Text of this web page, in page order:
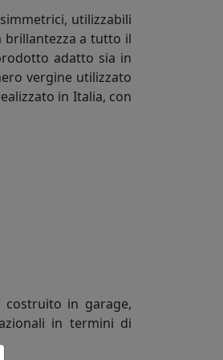
utilizzabili
brillantezza a tutto il
adatto sia in
vergine utilizzato
in Italia, con
costruito in garage,
in termini di